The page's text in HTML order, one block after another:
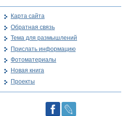
Карта сайта
Обратная связь
Тема для размышлений
Прислать информацию
Фотоматериалы
Новая книга
Проекты